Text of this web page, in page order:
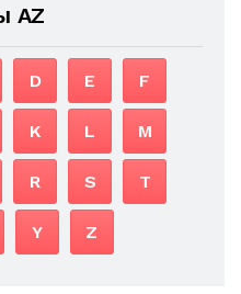
AZ
D E F
K L M
R S T
Y Z